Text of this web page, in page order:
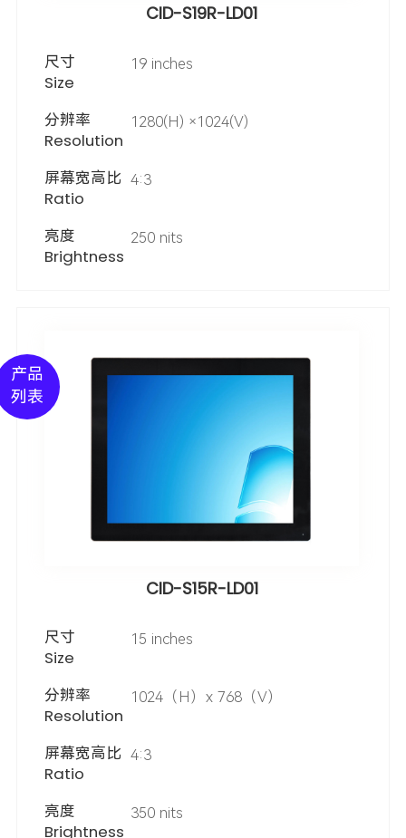
CID-S19R-LD01
尺寸
Size
19 inches
分辨率
Resolution
1280(H) ×1024(V)
屏幕宽高比
Ratio
4:3
亮度
Brightness
250 nits
CID-S15R-LD01
尺寸
Size
15 inches
分辨率
Resolution
1024（H）x 768（V）
屏幕宽高比
Ratio
4:3
亮度
Brightness
350 nits
产品
列表